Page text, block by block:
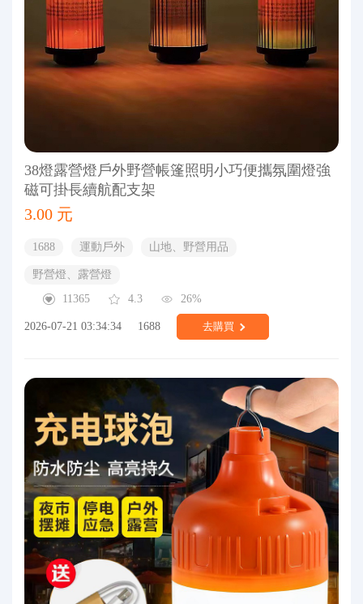
38燈露營燈戶外野營帳篷照明小巧便攜氛圍燈強
磁可掛長續航配支架
3.00 元
1688 運動戶外 山地、野營用品
野營燈、露營燈
11365
4.3 26%
2026-07-21 03:34:34 1688 去購買